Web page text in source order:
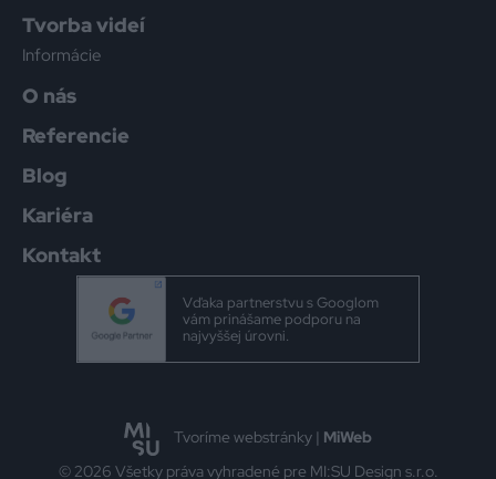
Tvorba videí
Informácie
O nás
Referencie
Blog
Kariéra
Kontakt
Vďaka partnerstvu s Googlom
vám prinášame podporu na
najvyššej úrovni.
© 2026 Všetky práva vyhradené pre MI:SU Design s.r.o.
Tvoríme webstránky | MiWeb